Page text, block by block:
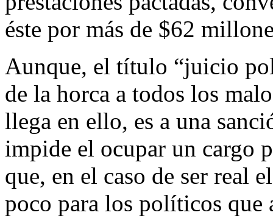
éste por más de $62
Aunque, el título “juicio
de la horca a todos los
llega en ello, es a una
impide el ocupar un cargo
que, en el caso de ser real
poco para los políticos que